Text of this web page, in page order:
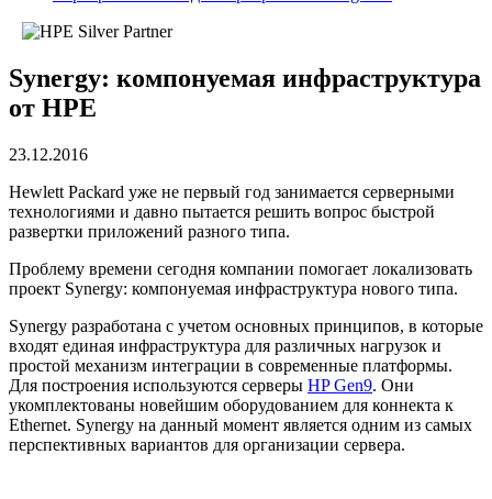
Synergy: компонуемая инфраструктура
от HPE
23.12.2016
Hewlett Packard уже не первый год занимается серверными
технологиями и давно пытается решить вопрос быстрой
развертки приложений разного типа.
Проблему времени сегодня компании помогает локализовать
проект Synergy: компонуемая инфраструктура нового типа.
Synergy разработана с учетом основных принципов, в которые
входят единая инфраструктура для различных нагрузок и
простой механизм интеграции в современные платформы.
Для построения используются серверы HP Gen9. Они
укомплектованы новейшим оборудованием для коннекта к
Ethernet. Synergy на данный момент является одним из самых
перспективных вариантов для организации сервера.